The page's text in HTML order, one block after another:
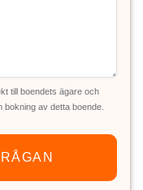
till boendets ägare och
av detta boende.